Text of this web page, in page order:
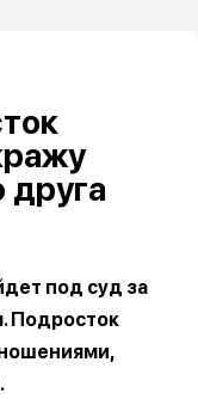
друга
под суд за
Подросток